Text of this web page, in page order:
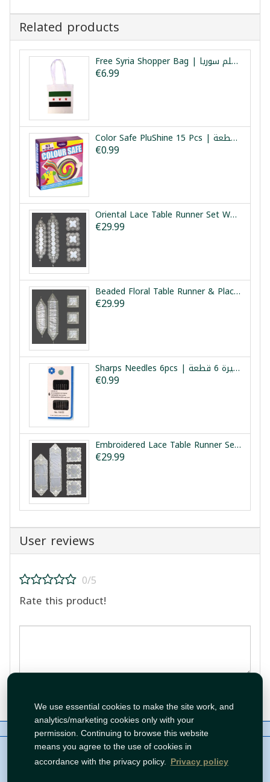
We use essential cookies to make the site work, and
analytics/marketing cookies only with your
permission. Continuing to browse this website
means you agree to the use of cookies in
accordance with the privacy policy. Privacy policy
Related products
Free Syria Shopper Bag | كيس قماشي علم سوريا
€6.99
Color Safe PluShine 15 Pcs | مثبت الوان الغسيل 15 قطعة
€0.99
Oriental Lace Table Runner Set White Gold 5pcs | طقم مفارش دانتيل شرقي أبيض ذهبي 5 قطع
€29.99
Beaded Floral Table Runner & Placemat Set 5pc | طقم مفارش طاولة بيضاء بحواف خرز 5 قطع
€29.99
Sharps Needles 6pcs | ابر خياطة فتحة كبيرة 6 قطعة
€0.99
Embroidered Lace Table Runner Set White 5pcs | طقم مفارش دانتيل مطرز أبيض 5 قطع
€29.99
User reviews
0/5
Rate this product!
Contact Policies
Copyright© Tawfeer 2018-2026